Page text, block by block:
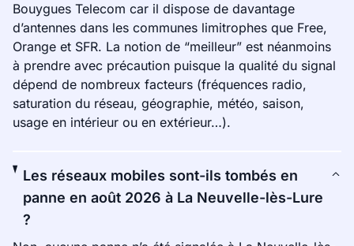
Bouygues Telecom car il dispose de davantage
d’antennes dans les communes limitrophes que Free,
Orange et SFR. La notion de “meilleur” est néanmoins
à prendre avec précaution puisque la qualité du signal
dépend de nombreux facteurs (fréquences radio,
saturation du réseau, géographie, météo, saison,
usage en intérieur ou en extérieur…).
Les réseaux mobiles sont-ils tombés en
panne en août 2026 à La Neuvelle-lès-Lure
?